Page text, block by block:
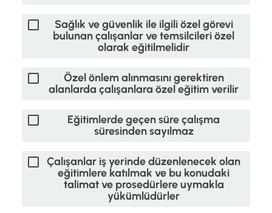
Sağlık ve güvenlik ile ilgili özel görevi
bulunan çalışanlar ve temsilcileri özel
olarak eğitilmelidir
Özel önlem alınmasını gerektiren
alanlarda çalışanlara özel eğitim verilir
Eğitimlerde geçen süre çalışma
süresinden sayılmaz
Çalışanlar iş yerinde düzenlenecek olan
eğitimlere katılmak ve bu konudaki
talimat ve prosedürlere uymakla
yükümlüdürler